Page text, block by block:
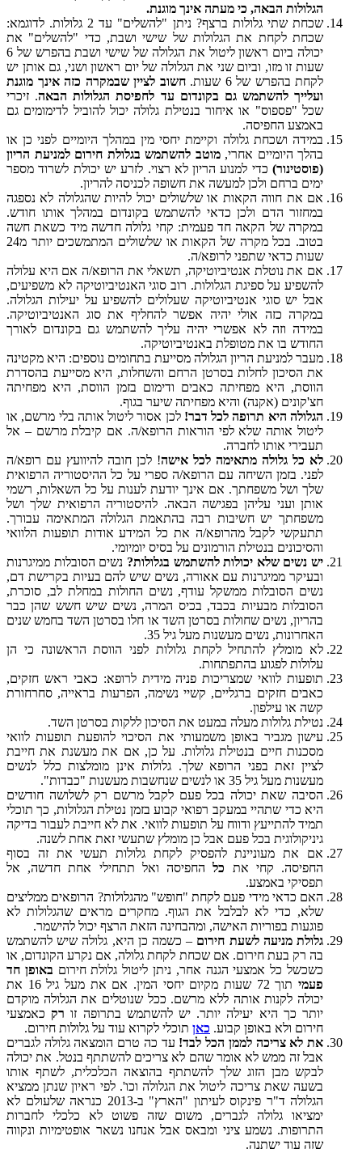
הגלולות הבאה, כי מעתה אינך מוגנת.
שכחת שתי גלולות ברצף? ניתן "להשלים" עד 2 גלולות. לדוגמא:
שכחת לקחת את הגלולות של שישי ושבת, כדי "להשלים" את
יכולה ביום ראשון ליטול את הגלולה של שישי ושבת בהפרש של 6
שעות זו מזו, וביום שני את הגלולה של יום ראשון ושני, גם אותן יש
לקחת בהפרש של 6 שעות.
חשוב לציין שבמקרה כזה אינך מוגנת
ועלייך להשתמש גם בקונדום עד לחפיסת הגלולות הבאה. זיכרי
שכל "פספוס" או איחור בנטילת גלולה יכול להוביל לדימומים גם
באמצע החפיסה.
במידה ושכחת גלולה וקיימת יחסי מין במהלך היומיים לפני כן או
בהלך היומיים אחרי,מוטב להשתמש בגלולת חירום למניעת הריון
(פוסטינור) כדי למנוע הריון לא רצוי. לזרע יש יכולת לשרוד מספר
ימים ברחם ולכן למעשה את חשופה לכניסה להריון.
אם את חווה הקאות או שלשולים יכול להיות שהגלולה לא נספגה
במחזור הדם ולכן כדאי להשתמש בקונדום במהלך אותו חודש.
במקרה של הקאה חד פעמית: קחי גלולה חדשה מיד כשאת חשה
בטוב. בכל מקרה של הקאות או שלשולים המתמשכים יותר מ24
שעות כדאי שתפני לרופא/ה.
אם את נוטלת אנטיביוטיקה, תשאלי את הרופא/ה אם היא עלולה
להשפיע על ספיגת הגלולות. רוב סוגי האנטיביוטיקה לא משפיעים,
אבל יש סוגי אנטיביוטיקה שעלולים להשפיע על יעילות הגלולה.
במקרה כזה אולי יהיה אפשר להחליף את סוג האנטיביוטיקה.
במידה וזה לא אפשרי יהיה עליך להשתמש גם בקונדום לאורך
החודש בו את מטופלת באנטיביוטיקה.
מעבר למניעת הריון הגלולה מסייעת בתחומים נוספים: היא מקטינה
את הסיכון לחלות בסרטן הרחם והשחלות, היא מסייעת בהסדרת
הווסת, היא מפחיתה כאבים ודימום בזמן הווסת, היא מפחיתה
חצ'קונים (אקנה) והיא מפחיתה שיער בגוף.
הגלולה היא תרופה לכל דבר! לכן אסור ליטול אותה בלי מרשם, או
ליטול אותה שלא לפי הוראות הרופא/ה. אם קיבלת מרשם – אל
תעבירי אותו לחברה.
לא כל גלולה מתאימה לכל אישה! לכן חובה להיוועץ עם רופא/ה
לפני. בזמן השיחה עם הרופא/ה ספרי על כל ההיסטוריה הרפואית
שלך ושל משפחתך. אם אינך יודעת לענות על כל השאלות, רשמי
אותן ועני עליהן בפגישה הבאה. להיסטוריה הרפואית שלך ושל
משפחתך יש חשיבות רבה בהתאמת הגלולה המתאימה עבורך.
תתעקשי לקבל מהרופא/ה את כל המידע אודות תופעות הלוואי
והסיכונים בנטילת הורמונים על בסיס יומיומי.
יש נשים שלא יכולות להשתמש בגלולות? נשים הסובלות ממיגרנות
ובעיקר ממיגרנות עם אאורה, נשים שיש להם בעיות בקרישת דם,
נשים הסובלות ממשקל עודף, נשים החולות במחלת לב, סוכרת,
הסובלות מבעיות בכבד, בכיס המרה, נשים שיש חשש שהן כבר
בהריון, נשים שחולות בסרטן השד או חלו בסרטן השד בחמש שנים
האחרונות, נשים מעשנות מעל גיל 35.
לא מומלץ להתחיל לקחת גלולות לפני הווסת הראשונה כי הן
עלולות לפגוע בהתפתחות.
תופעות לוואי שמצריכות פניה מידית לרופא: כאבי ראש חזקים,
כאבים חזקים ברגליים, קשיי נשימה, הפרעות בראייה, סחרחורת
קשה או עילפון.
נטילת גלולות מעלה במעט את הסיכון ללקות בסרטן השד.
עישון מגביר באופן משמעותי את הסיכוי להופעת תופעות לוואי
מסכנות חיים בנטילת גלולות. על כן, אם את מעשנת את חייבת
לציין זאת בפני הרופא שלך. גלולות אינן מומלצות כלל לנשים
מעשנות מעל גיל 35 או לנשים שנחשבות מעשנות "כבדות".
הסיבה שאת יכולה בכל פעם לקבל מרשם רק לשלושה חודשים
היא כדי שתהיי במעקב רפואי קבוע בזמן נטילת הגלולות, כך תוכלי
תמיד להתייעץ ודווח על תופעות לוואי. את לא חייבת לעבור בדיקה
גיניקולוגית בכל פעם אבל כן מומלץ שתעשי זאת אחת לשנה.
אם את מעוניינת להפסיק לקחת גלולות תעשי את זה בסוף
החפיסה. קחי את כל החפיסה ואל תתחילי אחת חדשה, אל
תפסיקי באמצע.
האם כדאי מידי פעם לקחת "חופש" מהגלולות? הרופאים ממליצים
שלא, כדי לא לבלבל את הגוף. מחקרים מראים שהגלולות לא
פוגעות בפוריות האישה, ומהבחינה הזאת הרצף יכול להישמר.
גלולת מניעה לשעת חירום – כשמה כן היא, גלולה שיש להשתמש
בה רק בעת חירום. אם שכחת לקחת גלולה, אם נקרע הקונדום, או
כשכשל כל אמצעי הגנה אחר, ניתן ליטול גלולת חירום באופן חד
פעמי
תוך 72 שעות מקיום יחסי המין. אם את מעל גיל 16 את
יכולה לקנות אותה ללא מרשם. ככל שנוטלים את הגלולה מוקדם
יותר כך היא יעילה יותר. יש להשתמש בתרופה זו רק כאמצעי
חירום ולא באופן קבוע. כאן תוכלי לקרוא עוד על גלולות חירום.
את לא צריכה לממן הכל לבד! עד כה טרם הומצאה גלולה לגברים
אבל זה ממש לא אומר שהם לא צריכים להשתתף בנטל. את יכולה
לבקש מבן הזוג שלך להשתתף בהוצאה הכלכלית, לשתף אותו
בשעה שאת צריכה ליטול את הגלולה וכו'. לפי ראיון שנתן ממציא
הגלולה ד"ר פינקוס לעיתון "הארץ" ב-2013 כנראה שלעולם לא
ימציאו גלולה לגברים, משום שזה פשוט לא כלכלי לחברות
התרופות. נשמע ציני ומבאס אבל אנחנו נשאר אופטימיות ונקווה
שזה עוד ישתנה.